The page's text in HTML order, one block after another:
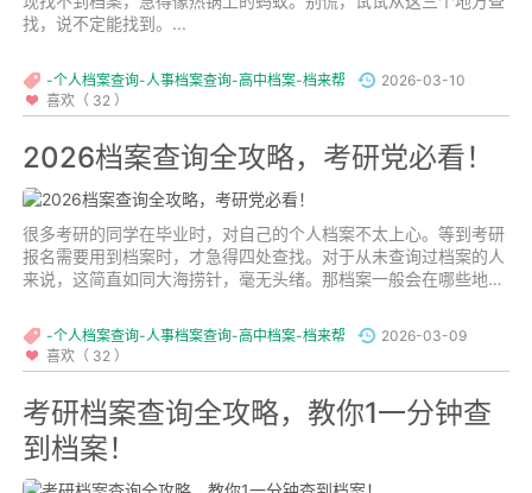
找，说不定能找到。...
-个人档案查询-人事档案查询-高中档案-档来帮
2026-03-10
喜欢（ 32 ）
2026档案查询全攻略，考研党必看！
很多考研的同学在毕业时，对自己的个人档案不太上心。等到考研
报名需要用到档案时，才急得四处查找。对于从未查询过档案的人
来说，这简直如同大海捞针，毫无头绪。那档案一般会在哪些地方
-个人档案查询-人事档案查询-高中档案-档来帮
2026-03-09
喜欢（ 32 ）
考研档案查询全攻略，教你1一分钟查
到档案！